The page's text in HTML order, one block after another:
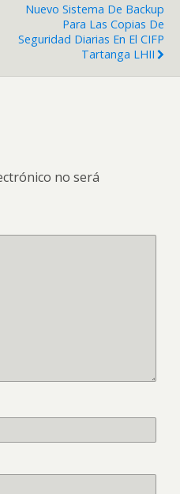
Nuevo Sistema De Backup
Para Las Copias De
Seguridad Diarias En El CIFP
Tartanga LHII
no será